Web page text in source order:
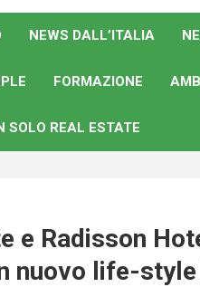
NEWS DALL’ITALIA
FORMAZIONE
SOLO REAL ESTATE
e Radisson
nuovo life-